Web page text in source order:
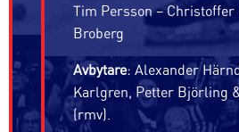
Tim Persson – Christoffer
Broberg
Avbytare: Alexander
Karlgren, Petter Björling
(rmv).